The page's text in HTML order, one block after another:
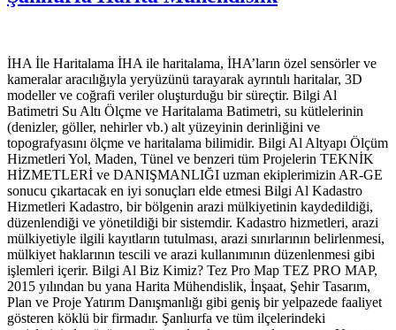
İHA İle Haritalama İHA ile haritalama, İHA’ların özel sensörler ve
kameralar aracılığıyla yeryüzünü tarayarak ayrıntılı haritalar, 3D
modeller ve coğrafi veriler oluşturduğu bir süreçtir. Bilgi Al
Batimetri Su Altı Ölçme ve Haritalama Batimetri, su kütlelerinin
(denizler, göller, nehirler vb.) alt yüzeyinin derinliğini ve
topografyasını ölçme ve haritalama bilimidir. Bilgi Al Altyapı Ölçüm
Hizmetleri Yol, Maden, Tünel ve benzeri tüm Projelerin TEKNİK
HİZMETLERİ ve DANIŞMANLIĞI uzman ekiplerimizin AR-GE
sonucu çıkartacak en iyi sonuçları elde etmesi Bilgi Al Kadastro
Hizmetleri Kadastro, bir bölgenin arazi mülkiyetinin kaydedildiği,
düzenlendiği ve yönetildiği bir sistemdir. Kadastro hizmetleri, arazi
mülkiyetiyle ilgili kayıtların tutulması, arazi sınırlarının belirlenmesi,
mülkiyet haklarının tescili ve arazi kullanımının düzenlenmesi gibi
işlemleri içerir. Bilgi Al Biz Kimiz? Tez Pro Map TEZ PRO MAP,
2015 yılından bu yana Harita Mühendislik, İnşaat, Şehir Tasarım,
Plan ve Proje Yatırım Danışmanlığı gibi geniş bir yelpazede faaliyet
gösteren köklü bir firmadır. Şanlıurfa ve tüm ilçelerindeki